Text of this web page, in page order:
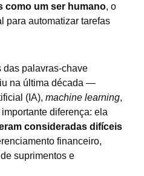
como um ser humano, o
para automatizar tarefas
das palavras-chave
na última década —
(IA), machine learning,
diferença: ela
consideradas difíceis
financeiro,
suprimentos e